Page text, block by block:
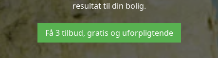
resultat til din bolig.
Få 3 tilbud, gratis og uforpligtende